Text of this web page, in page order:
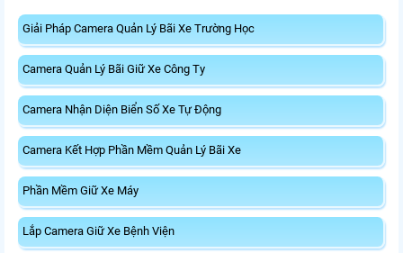
Giải Pháp Camera Quản Lý Bãi Xe Trường Học
Camera Quản Lý Bãi Giữ Xe Công Ty
Camera Nhận Diện Biển Số Xe Tự Động
Camera Kết Hợp Phần Mềm Quản Lý Bãi Xe
Phần Mềm Giữ Xe Máy
Lắp Camera Giữ Xe Bệnh Viện